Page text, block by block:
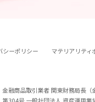
シーポリシー マテリアリティ
金融商品取引業者 関東財務局長（
第304号 一般社団法人 資産運用業